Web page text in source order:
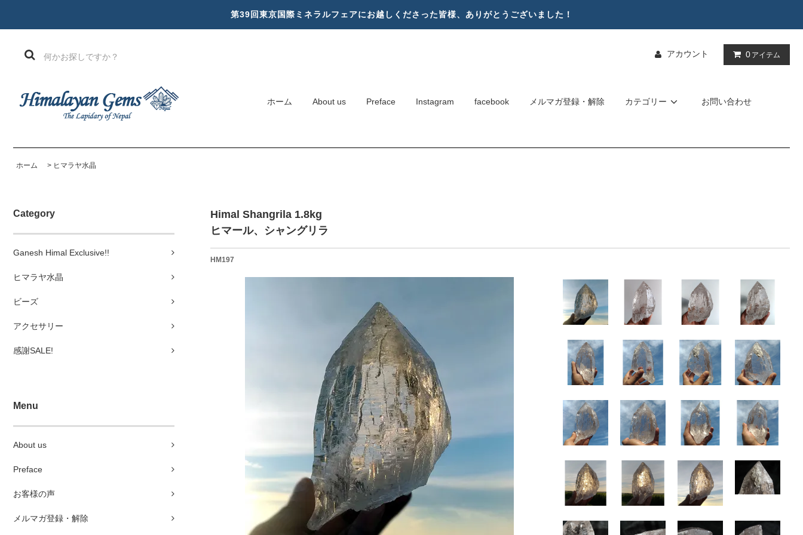
第39回東京国際ミネラルフェアにお越しくださった皆様、ありがとうございました！
アカウント 0 アイテム
ホーム About us Preface Instagram facebook メルマガ登録・解除 カテゴリー お問い合わせ
ホーム > ヒマラヤ水晶
Category
Ganesh Himal Exclusive!!
ヒマラヤ水晶
ビーズ
アクセサリー
感謝SALE!
Menu
About us
Preface
お客様の声
メルマガ登録・解除
Himal Shangrila 1.8kg
ヒマール、シャングリラ
HM197